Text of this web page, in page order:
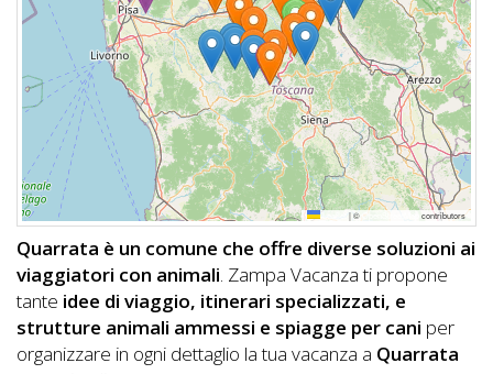
A
DOG
INFO
A
DOG
CHIEDI
CODICE
|© contributors
Quarrata è un comune che offre diverse soluzioni ai
viaggiatori con animali. Zampa Vacanza ti propone
tante idee di viaggio, itinerari specializzati, e
strutture animali ammessi e spiagge per cani per
organizzare in ogni dettaglio la tua vacanza a Quarrata